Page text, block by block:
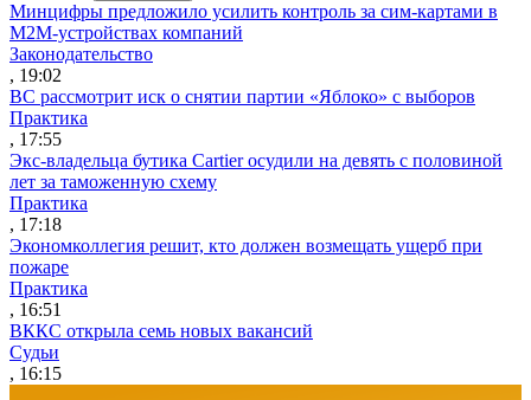
Минцифры предложило усилить контроль за сим-картами в
M2M-устройствах компаний
Законодательство
, 19:02
ВС рассмотрит иск о снятии партии «Яблоко» с выборов
Практика
, 17:55
Экс-владельца бутика Cartier осудили на девять с половиной
лет за таможенную схему
Практика
, 17:18
Экономколлегия решит, кто должен возмещать ущерб при
пожаре
Практика
, 16:51
ВККС открыла семь новых вакансий
Судьи
, 16:15